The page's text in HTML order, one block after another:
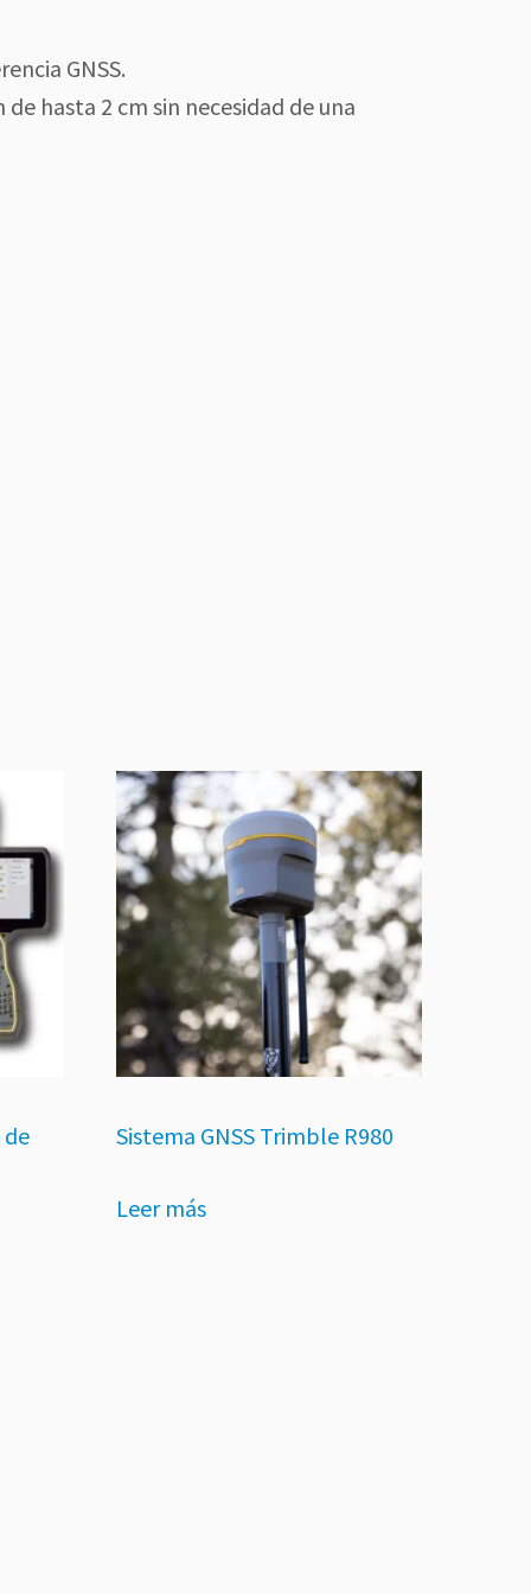
GNSS.
hasta 2 cm sin necesidad de una
de
Sistema GNSS Trimble R980
Leer más